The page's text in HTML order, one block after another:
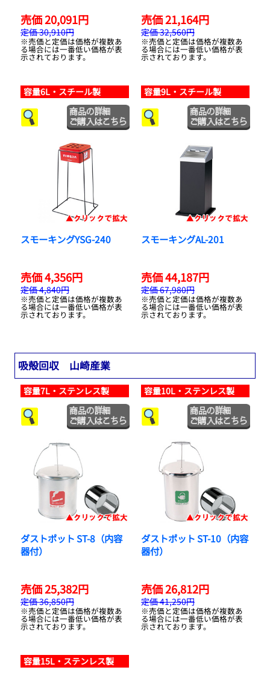
売価 20,091円
定価 30,910円
※売価と定価は価格が複数あ
る場合には一番低い価格が表
示されております。
売価 21,164円
定価 32,560円
※売価と定価は価格が複数あ
る場合には一番低い価格が表
示されております。
容量6L・スチール製
スモーキングYSG-240
売価 4,356円
定価 4,840円
※売価と定価は価格が複数あ
る場合には一番低い価格が表
示されております。
容量9L・スチール製
スモーキングAL-201
売価 44,187円
定価 67,980円
※売価と定価は価格が複数あ
る場合には一番低い価格が表
示されております。
吸殻回収 山崎産業
容量7L・ステンレス製
ダストポット ST-8（内容
器付）
売価 25,382円
定価 36,850円
※売価と定価は価格が複数あ
る場合には一番低い価格が表
示されております。
容量10L・ステンレス製
ダストポット ST-10（内容
器付）
売価 26,812円
定価 41,250円
※売価と定価は価格が複数あ
る場合には一番低い価格が表
示されております。
容量15L・ステンレス製